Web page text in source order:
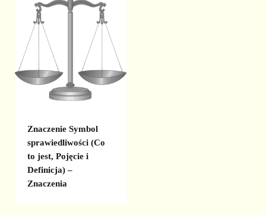
Znaczenie Symbol
sprawiedliwości (Co
to jest, Pojęcie i
Definicja) –
Znaczenia